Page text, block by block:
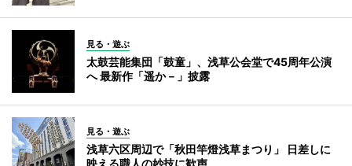
見る・遊ぶ
太鼓芸能集団「鼓童」、浅草公会堂で45周年公演
へ 最新作「遥か－」披露
見る・遊ぶ
浅草六区周辺で「秋田竿燈浅草まつり」 日差しに